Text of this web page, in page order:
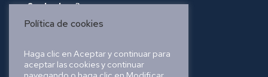
Contacto
Política de cookies
Política de cookies
Haga clic en Aceptar y continuar para
aceptar las cookies y continuar